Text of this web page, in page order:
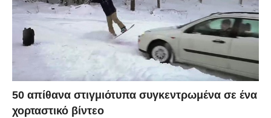
50 απίθανα στιγμιότυπα συγκεντρωμένα σε ένα
χορταστικό βίντεο